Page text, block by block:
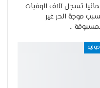
تسجل آلاف الوفيات
موجة الحر غير
..
دولية